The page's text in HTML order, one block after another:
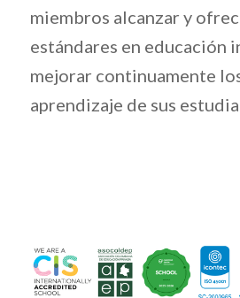
miembros alcanzar y
estándares en educación
mejorar continuamente
aprendizaje de sus